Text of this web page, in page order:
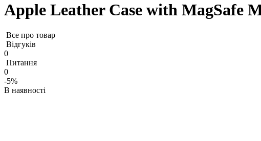
Apple Leather Case with MagSafe
Все про товар
Відгуків
0
Питання
0
-5%
В наявності